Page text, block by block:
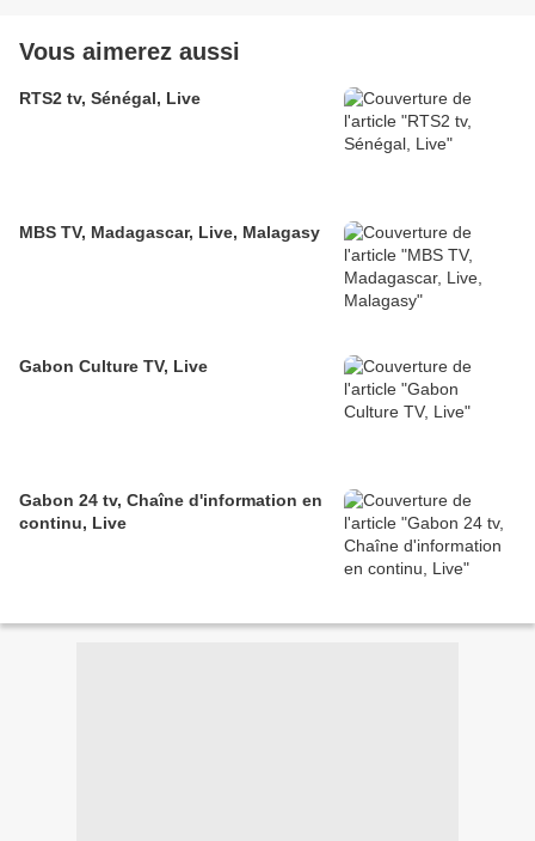
Vous aimerez aussi
RTS2 tv, Sénégal, Live
MBS TV, Madagascar, Live, Malagasy
Gabon Culture TV, Live
Gabon 24 tv, Chaîne d'information en
continu, Live